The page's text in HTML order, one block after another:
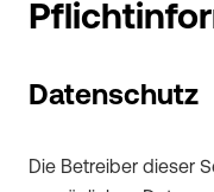
Datenschutz
Die Betreiber dieser